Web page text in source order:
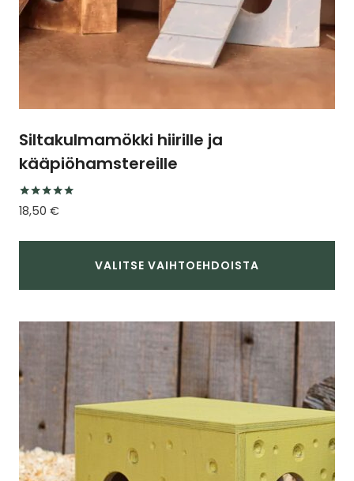
Siltakulmamökki hiirille ja
kääpiöhamstereille
Arvostelu
tuotteesta:
/ 5
18,50 €
VALITSE VAIHTOEHDOISTA
tuotteella
on
useampi
muunnelma.
tehdä
valinnat
tuotteen